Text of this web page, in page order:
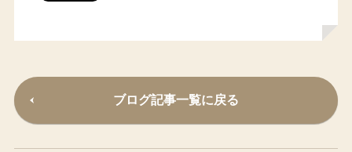
ブログ記事一覧に戻る